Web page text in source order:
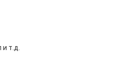
т.д.